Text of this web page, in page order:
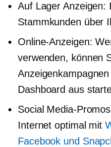
Auf Lager Anzeigen:
Stammkunden über
Online-Anzeigen:
verwenden, können
Dashboard aus
Social Media-
Internet optimal mit
Facebook und